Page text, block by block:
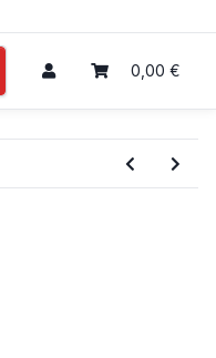
0,00 €